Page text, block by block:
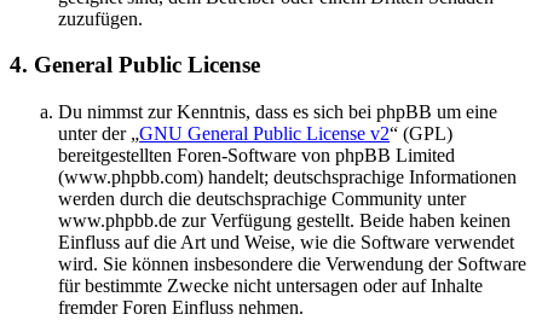
zuzufügen.
4. General Public License
Du nimmst zur Kenntnis, dass es sich bei phpBB um eine
unter der „GNU General Public License v2“ (GPL)
bereitgestellten Foren-Software von phpBB Limited
(www.phpbb.com) handelt; deutschsprachige Informationen
werden durch die deutschsprachige Community unter
www.phpbb.de zur Verfügung gestellt. Beide haben keinen
Einfluss auf die Art und Weise, wie die Software verwendet
wird. Sie können insbesondere die Verwendung der Software
für bestimmte Zwecke nicht untersagen oder auf Inhalte
fremder Foren Einfluss nehmen.